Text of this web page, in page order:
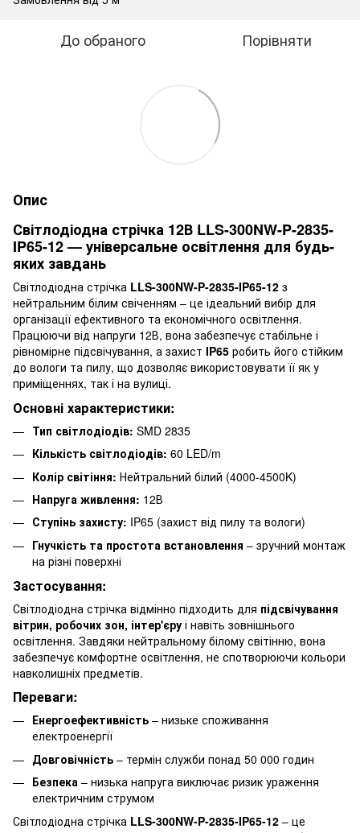
До обраного Порівняти
Опис
Світлодіодна стрічка 12В LLS-300NW-P-2835-
IP65-12 — універсальне освітлення для будь-
яких завдань
Світлодіодна стрічка LLS-300NW-P-2835-IP65-12 з
нейтральним білим свіченням – це ідеальний вибір для
організації ефективного та економічного освітлення.
Працюючи від напруги 12В, вона забезпечує стабільне і
рівномірне підсвічування, а захист IP65 робить його стійким
до вологи та пилу, що дозволяє використовувати її як у
приміщеннях, так і на вулиці.
Основні характеристики:
Тип світлодіодів: SMD 2835
Кількість світлодіодів: 60 LED/m
Колір світіння: Нейтральний білий (4000-4500K)
Напруга живлення: 12В
Ступінь захисту: IP65 (захист від пилу та вологи)
Гнучкість та простота встановлення – зручний монтаж
на різні поверхні
Застосування:
Світлодіодна стрічка відмінно підходить для підсвічування
вітрин, робочих зон, інтер'єру і навіть зовнішнього
освітлення. Завдяки нейтральному білому світінню, вона
забезпечує комфортне освітлення, не спотворюючи кольори
навколишніх предметів.
Переваги:
Енергоефективність – низьке споживання
електроенергії
Довговічність – термін служби понад 50 000 годин
Безпека – низька напруга виключає ризик ураження
електричним струмом
Світлодіодна стрічка LLS-300NW-P-2835-IP65-12 – це